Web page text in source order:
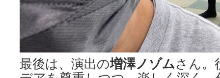
最後は、演出の増澤ノゾムさん。